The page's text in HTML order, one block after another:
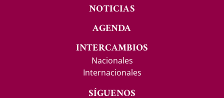
NOTICIAS
AGENDA
INTERCAMBIOS
Nacionales
Internacionales
SÍGUENOS